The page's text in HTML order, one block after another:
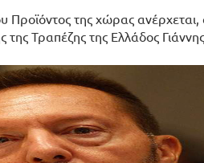
της χώρας
Τραπέζης της Ελλάδος